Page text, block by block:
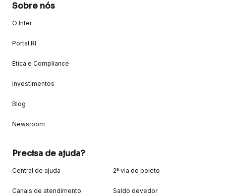
Sobre nós
O Inter
Portal RI
Ética e Compliance
Investimentos
Blog
Newsroom
Precisa de ajuda?
Central de ajuda
Canais de atendimento
2ª via do boleto
Saldo devedor